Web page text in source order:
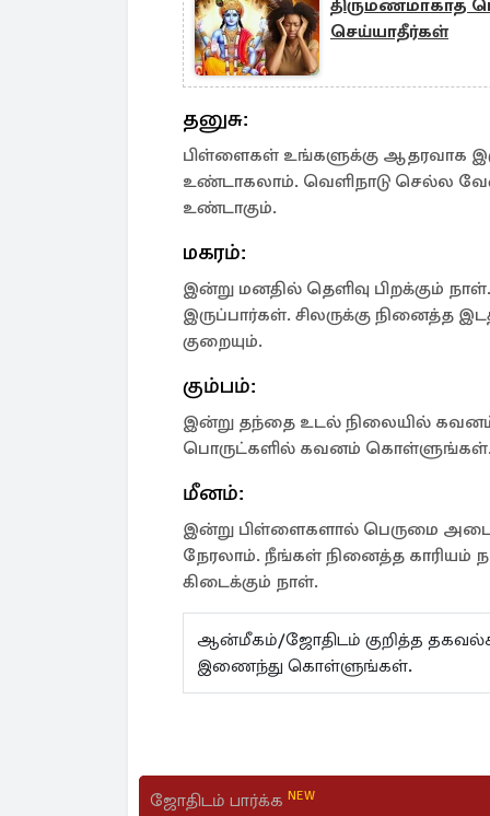
திருமணமாகாத
செய்யாதீர்கள்
தனுசு:
பிள்ளைகள் உங்களுக்கு ஆதரவாக
உண்டாகலாம். வெளிநாடு செல்ல
உண்டாகும்.
மகரம்:
இன்று மனதில் தெளிவு பிறக்கும்
இருப்பார்கள். சிலருக்கு நினைத்த
குறையும்.
கும்பம்:
இன்று தந்தை உடல் நிலையில்
பொருட்களில் கவனம் கொள்ளுங்கள்.
மீனம்:
இன்று பிள்ளைகளால் பெருமை
நேரலாம். நீங்கள் நினைத்த காரியம்
கிடைக்கும் நாள்.
ஆன்மீகம்/ஜோதிடம் குறித்த
இணைந்து கொள்ளுங்கள்.
ஜோதிடம் பார்க்க NEW